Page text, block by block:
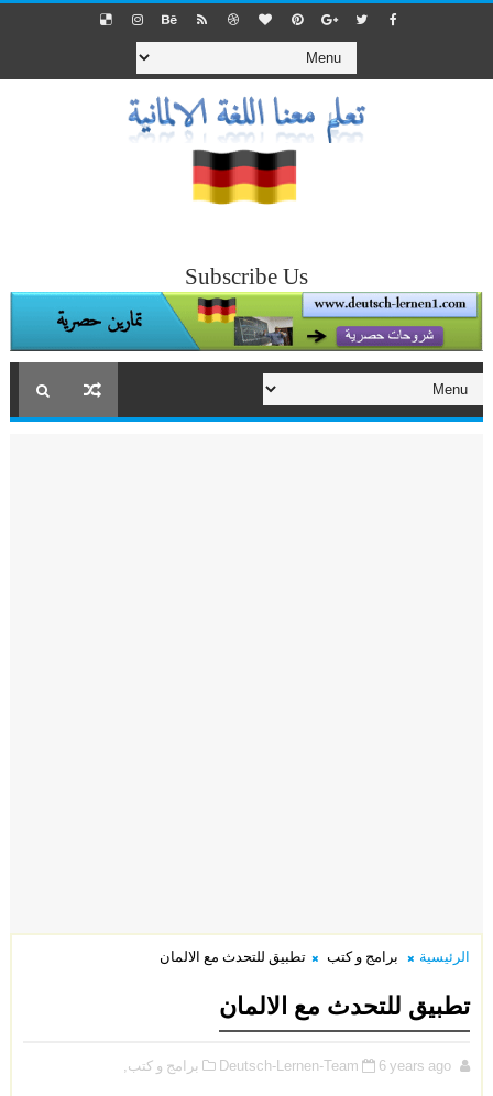
Subscribe Us
الرئيسية برامج و كتب تطبيق للتحدث مع الالمان
تطبيق للتحدث مع الالمان
Deutsch-Lernen-Team 6 years ago برامج و كتب,